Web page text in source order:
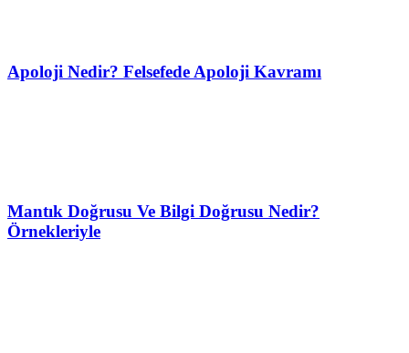
Apoloji Nedir? Felsefede Apoloji Kavramı
Mantık Doğrusu Ve Bilgi Doğrusu Nedir?
Örnekleriyle